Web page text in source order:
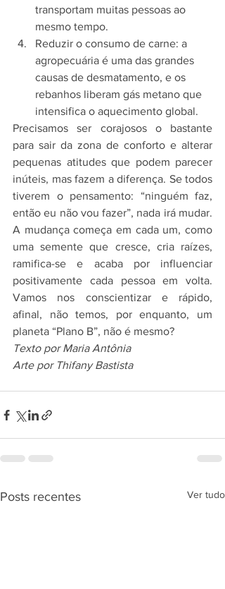
transportam muitas pessoas ao
mesmo tempo.
Reduzir o consumo de carne: a
agropecuária é uma das grandes
causas de desmatamento, e os
rebanhos liberam gás metano que
intensifica o aquecimento global.
Precisamos ser corajosos o bastante
para sair da zona de conforto e alterar
pequenas atitudes que podem parecer
inúteis, mas fazem a diferença. Se todos
tiverem o pensamento: “ninguém faz,
então eu não vou fazer”, nada irá mudar.
A mudança começa em cada um, como
uma semente que cresce, cria raízes,
ramifica-se e acaba por influenciar
positivamente cada pessoa em volta.
Vamos nos conscientizar e rápido,
afinal, não temos, por enquanto, um
planeta “Plano B”, não é mesmo?
Texto por Maria Antônia
Arte por Thifany Bastista
Posts recentes Ver tudo